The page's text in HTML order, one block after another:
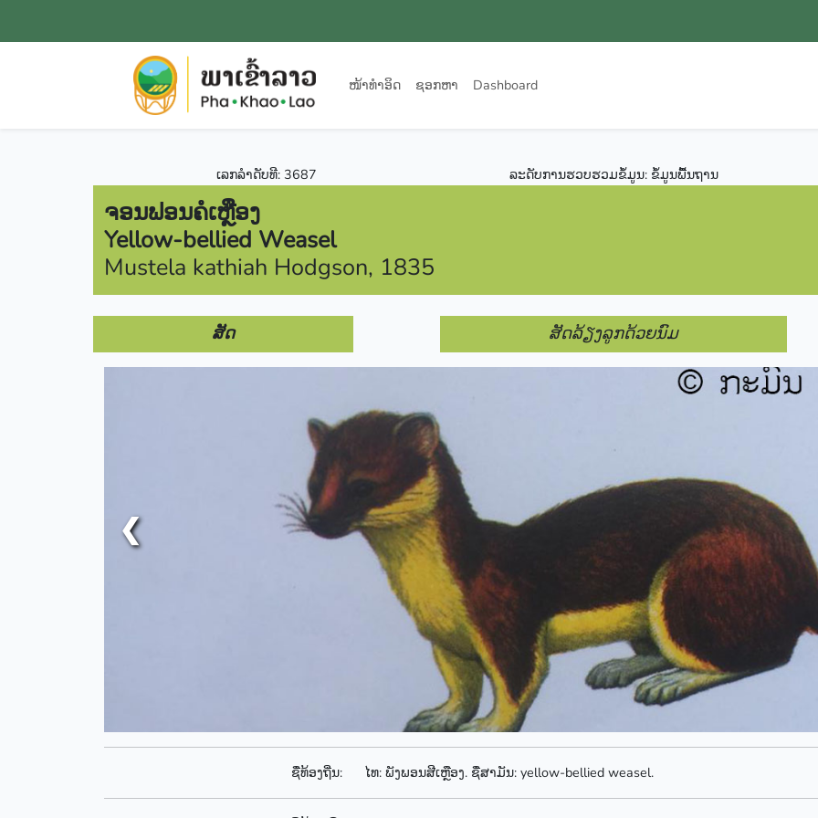
ໜ້າທຳອິດ ຊອກຫາ Dashboard
ເລກລຳດັບທີ: 3687 ລະດັບການຮວບຮວມຂໍ້ມູນ: ຂໍ້ມູນພື້ນຖານ
ຈອນຟອນຄໍເຫຼືອງ
Yellow-bellied Weasel
Mustela kathiah Hodgson, 1835
ສັດ ສັດລ້ຽງລູກດ້ວຍນົມ
❮
ຊື່ທ້ອງຖີ່ນ: ໄທ: ພັງພອນສີເຫຼືອງ. ຊື່ສາມັນ: yellow-bellied weasel.